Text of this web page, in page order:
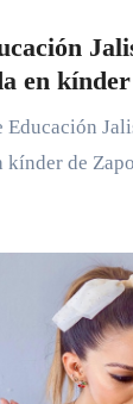
en kínder
kínder de